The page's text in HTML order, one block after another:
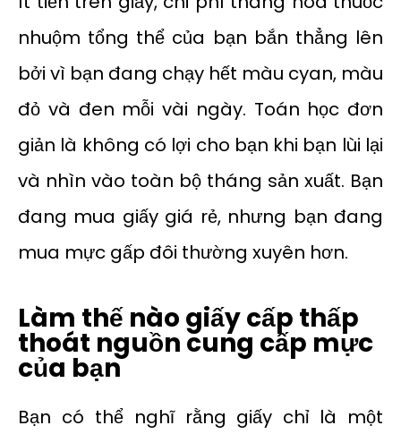
nhuộm tổng thể của bạn bắn thẳng lên
bởi vì bạn đang chạy hết màu cyan, màu
đỏ và đen mỗi vài ngày. Toán học đơn
giản là không có lợi cho bạn khi bạn lùi lại
và nhìn vào toàn bộ tháng sản xuất. Bạn
đang mua giấy giá rẻ, nhưng bạn đang
mua mực gấp đôi thường xuyên hơn.
Làm thế nào giấy cấp thấp
thoát nguồn cung cấp mực
của bạn
Bạn có thể nghĩ rằng giấy chỉ là một